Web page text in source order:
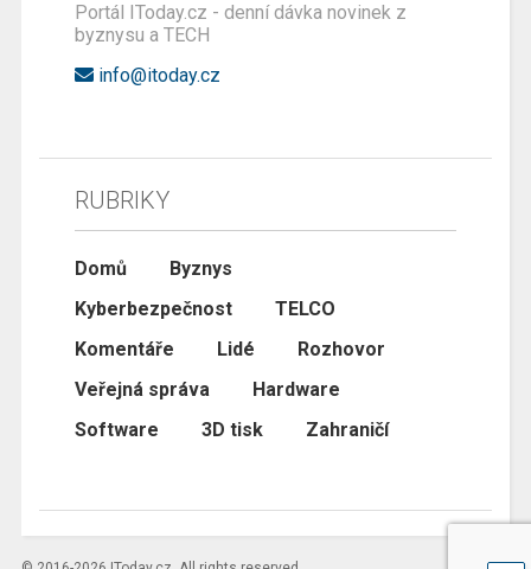
Portál IToday.cz - denní dávka novinek z
byznysu a TECH
info@itoday.cz
RUBRIKY
Domů
Byznys
Kyberbezpečnost
TELCO
Komentáře
Lidé
Rozhovor
Veřejná správa
Hardware
Software
3D tisk Zahraničí